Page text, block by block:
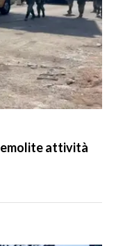
attività